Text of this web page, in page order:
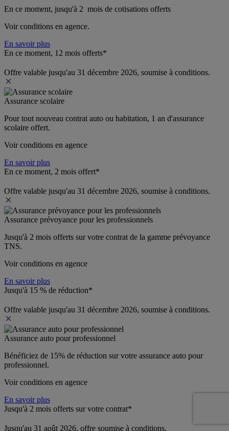
En ce moment, jusqu'à 2  mois de cotisations offerts
Voir conditions en agence.
En savoir plus
En ce moment, 12 mois offerts*
Offre valable jusqu'au 31 décembre 2026, soumise à conditions.
Assurance scolaire
Pour tout nouveau contrat auto ou habitation, 1 an d'assurance
scolaire offert.
Voir conditions en agence
En savoir plus
En ce moment, 2 mois offert*
Offre valable jusqu'au 31 décembre 2026, soumise à conditions.
Assurance prévoyance pour les professionnels
Jusqu'à 2 mois offerts sur votre contrat de la gamme prévoyance
TNS.
Voir conditions en agence
En savoir plus
Jusqu'à 15 % de réduction*
Offre valable jusqu'au 31 décembre 2026, soumise à conditions.
Assurance auto pour professionnel
Bénéficiez de 15% de réduction sur votre assurance auto pour
professionnel.
Voir conditions en agence
En savoir plus
Jusqu'à 2 mois offerts sur votre contrat*
Jusqu'au 31 août 2026, offre soumise à conditions.